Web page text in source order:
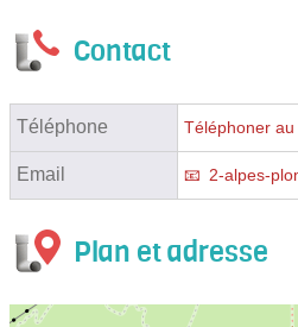
Contact
Téléphone Téléphoner
Email 2-alpes-
Plan et adresse